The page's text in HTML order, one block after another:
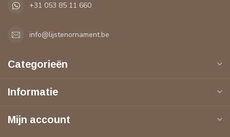
+31 053 85 11 660
info@lijstenornament.be
Categorieën
Informatie
Mijn account